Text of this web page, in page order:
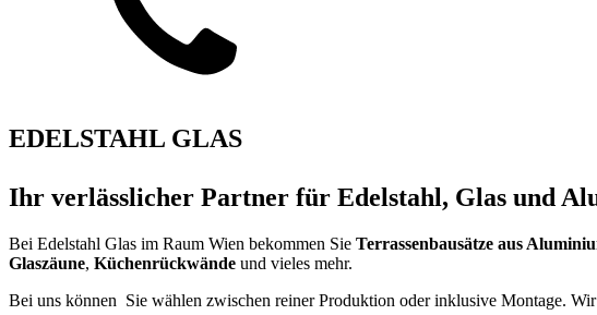
EDELSTAHL GLAS
Ihr verlässlicher Partner für Edelstahl, Glas und
Bei Edelstahl Glas im Raum Wien bekommen Sie Terrassenbausätze aus
Glaszäune, Küchenrückwände und vieles mehr.
Bei uns können Sie wählen zwischen reiner Produktion oder inklusive Montage.